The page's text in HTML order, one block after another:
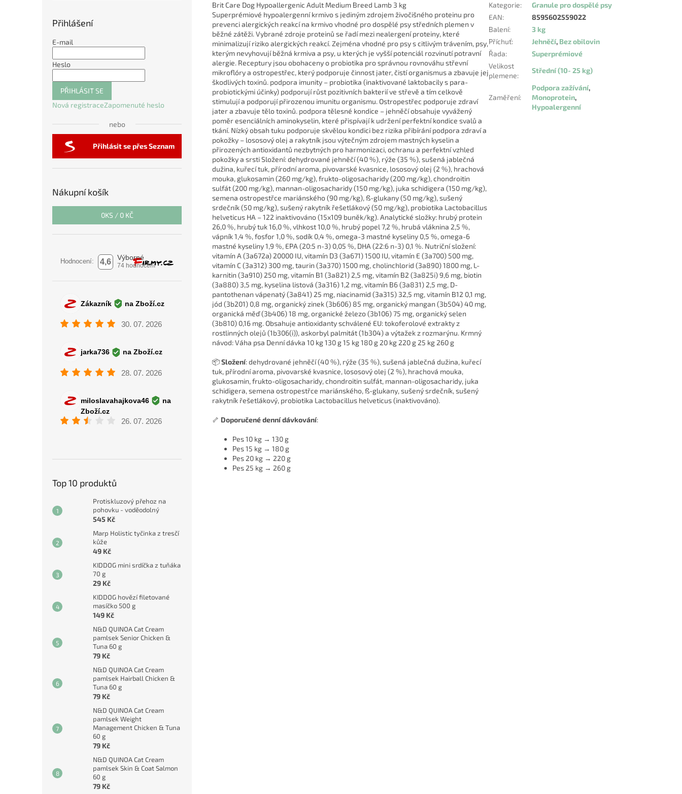
Přihlášení
E-mail
Heslo
PŘIHLÁSIT SE
Nová registraceZapomenuté heslo
nebo
Přihlásit se přes Seznam
Nákupní košík
0KS / 0 KČ
Top 10 produktů
Protiskluzový přehoz na
pohovku - voděodolný
545 Kč
Marp Holistic tyčinka z tresčí
kůže
49 Kč
KIDDOG mini srdíčka z tuňáka
70 g
29 Kč
KIDDOG hovězí filetované
masíčko 500 g
149 Kč
N&D QUINOA Cat Cream
pamlsek Senior Chicken &
Tuna 60 g
79 Kč
N&D QUINOA Cat Cream
pamlsek Hairball Chicken &
Tuna 60 g
79 Kč
N&D QUINOA Cat Cream
pamlsek Weight
Management Chicken & Tuna
60 g
79 Kč
N&D QUINOA Cat Cream
pamlsek Skin & Coat Salmon
60 g
79 Kč
Brit Care Dog Hypoallergenic Adult Medium Breed Lamb 3 kg
Superprémiové hypoalergenní krmivo s jediným zdrojem živočišného proteinu pro
prevenci alergických reakcí na krmivo vhodné pro dospělé psy středních plemen v
běžné zátěži. Vybrané zdroje proteinů se řadí mezi nealergení proteiny, které
minimalizují riziko alergických reakcí. Zejména vhodné pro psy s citlivým trávením, psy,
kterým nevyhovují běžná krmiva a psy, u kterých je vyšší potenciál rozvinutí potravní
alergie. Receptury jsou obohaceny o probiotika pro správnou rovnováhu střevní
mikroflóry a ostropestřec, který podporuje činnost jater, čistí organismus a zbavuje jej
škodlivých toxinů. podpora imunity – probiotika (inaktivované laktobacily s para-
probiotickými účinky) podporují růst pozitivních bakterií ve střevě a tím celkově
stimulují a podporují přirozenou imunitu organismu. Ostropestřec podporuje zdraví
jater a zbavuje tělo toxinů. podpora tělesné kondice – jehněčí obsahuje vyvážený
poměr esenciálních aminokyselin, které přispívají k udržení perfektní kondice svalů a
tkání. Nízký obsah tuku podporuje skvělou kondici bez rizika přibírání podpora zdraví a
pokožky – lososový olej a rakytník jsou výtečným zdrojem mastných kyselin a
přirozených antioxidantů nezbytných pro harmonizaci, ochranu a perfektní vzhled
pokožky a srsti Složení: dehydrované jehněčí (40 %), rýže (35 %), sušená jablečná
dužina, kuřecí tuk, přírodní aroma, pivovarské kvasnice, lososový olej (2 %), hrachová
mouka, glukosamin (260 mg/kg), frukto-oligosacharidy (200 mg/kg), chondroitin
sulfát (200 mg/kg), mannan-oligosacharidy (150 mg/kg), juka schidigera (150 mg/kg),
semena ostropestřce mariánského (90 mg/kg), ß-glukany (50 mg/kg), sušený
srdečník (50 mg/kg), sušený rakytník řešetlákový (50 mg/kg), probiotika Lactobacillus
helveticus HA – 122 inaktivováno (15x109 buněk/kg). Analytické složky: hrubý protein
26,0 %, hrubý tuk 16,0 %, vlhkost 10,0 %, hrubý popel 7,2 %, hrubá vláknina 2,5 %,
vápník 1,4 %, fosfor 1,0 %, sodík 0,4 %, omega-3 mastné kyseliny 0,5 %, omega-6
mastné kyseliny 1,9 %, EPA (20:5 n-3) 0,05 %, DHA (22:6 n-3) 0,1 %. Nutriční složení:
vitamín A (3a672a) 20000 IU, vitamín D3 (3a671) 1500 IU, vitamín E (3a700) 500 mg,
vitamín C (3a312) 300 mg, taurin (3a370) 1500 mg, cholinchlorid (3a890) 1800 mg, L-
karnitin (3a910) 250 mg, vitamín B1 (3a821) 2,5 mg, vitamín B2 (3a825i) 9,6 mg, biotin
(3a880) 3,5 mg, kyselina listová (3a316) 1,2 mg, vitamín B6 (3a831) 2,5 mg, D-
pantothenan vápenatý (3a841) 25 mg, niacinamid (3a315) 32,5 mg, vitamín B12 0,1 mg,
jód (3b201) 0,8 mg, organický zinek (3b606) 85 mg, organický mangan (3b504) 40 mg,
organická měď (3b406) 18 mg, organické železo (3b106) 75 mg, organický selen
(3b810) 0,16 mg. Obsahuje antioxidanty schválené EU: tokoferolové extrakty z
rostlinných olejů (1b306(i)), askorbyl palmitát (1b304) a výtažek z rozmarýnu. Krmný
návod: Váha psa Denní dávka 10 kg 130 g 15 kg 180 g 20 kg 220 g 25 kg 260 g
📦Složení: dehydrované jehněčí (40 %), rýže (35 %), sušená jablečná dužina, kuřecí
tuk, přírodní aroma, pivovarské kvasnice, lososový olej (2 %), hrachová mouka,
glukosamin, frukto-oligosacharidy, chondroitin sulfát, mannan-oligosacharidy, juka
schidigera, semena ostropestřce mariánského, ß-glukany, sušený srdečník, sušený
rakytník řešetlákový, probiotika Lactobacillus helveticus (inaktivováno).
🦴 Doporučené denní dávkování:
Pes 10 kg → 130 g
Pes 15 kg → 180 g
Pes 20 kg → 220 g
Pes 25 kg → 260 g
Kategorie:
Granule pro dospělé psy
EAN:
8595602559022
Balení:
3 kg
Příchuť: Jehněčí, Bez obilovin
Řada:
Superprémiové
Velikost
plemene:
Střední (10- 25 kg)
Zaměření:
Podpora zažívání,
Monoprotein,
Hypoalergenní